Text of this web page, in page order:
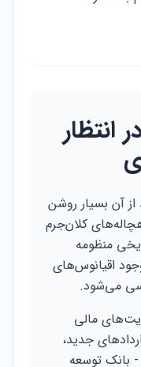
انتظار
در سال ۱۴۰۶ و بعد از آن بسیار روشن
کلان‌جرم
منظومه
اقیانوس‌های
می‌شود.
مالی
جدید،
بانک توسعه